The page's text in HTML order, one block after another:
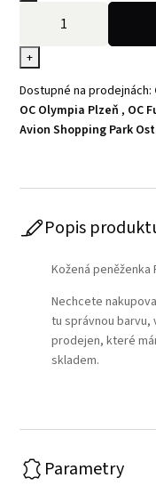
+
Dostupné na prodejnách:
OC Olympia Plzeň , OC
Avion Shopping Park
Popis
Kožená peněženka
Nechcete
tu správnou barvu,
prodejen, které
skladem.
Parametry